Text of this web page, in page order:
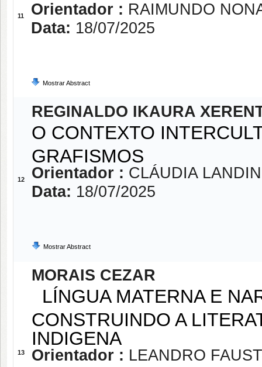
11
Orientador : RAIMUNDO
Data: 18/07/2025
Mostrar Abstract
12
REGINALDO IKAURA
O CONTEXTO
GRAFISMOS
Orientador : CLÁUDIA
Data: 18/07/2025
Mostrar Abstract
13
MORAIS CEZAR
LÍNGUA MATERNA E
CONSTRUINDO A
INDIGENA
Orientador : LEANDRO